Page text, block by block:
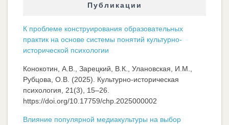
Публикации
К проблеме конструирования образовательных
практик на основе системы понятий культурно-
исторической психологии
Конокотин, А.В., Зарецкий, В.К., Улановская, И.М.,
Рубцова, О.В. (2025). Культурно-историческая
психология, 21(3), 15–26.
https://doi.org/10.17759/chp.2025000002
Влияние популярной медиакультуры на выбор